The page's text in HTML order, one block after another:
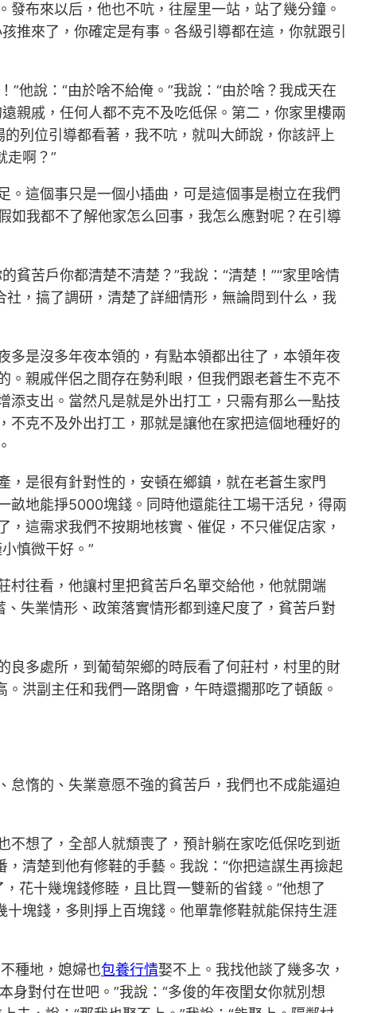
布來以后，他也不吭，往屋里一站，站了幾分鐘。
推來了，你確定是有事。各級引導都在這，你就跟引
他說：“由於啥不給俺。”我說：“由於啥？我成天在
親戚，任何人都不克不及吃低保。第二，你家里樓兩
列位引導都看著，我不吭，就叫大師說，你該評上
走啊？”
。這個事只是一個小插曲，可是這個事是樹立在我們
我都不了解他家怎么回事，我怎么應對呢？在引導
貧苦戶你都清楚不清楚？”我說：“清楚！”“家里啥情
社，搞了調研，清楚了詳細情形，無論問到什么，我
是沒多年夜本領的，有點本領都出往了，本領年夜
親戚伴侶之間存在勢利眼，但我們跟老蒼生不克不
添支出。當然凡是就是外出打工，只需有那么一點技
克不及外出打工，那就是讓他在家把這個地種好的
是很有針對性的，安頓在鄉鎮，就在老蒼生家門
畝地能掙5000塊錢。同時他還能往工場干活兒，得兩
這需求我們不按期地核實、催促，不只催促店家，
慎微干好。”
村往看，他讓村里把貧苦戶名單交給他，他就開端
失業情形、政策落實情形都到達尺度了，貧苦戶對
良多處所，到葡萄架鄉的時辰看了何莊村，村里的財
洪副主任和我們一路閉會，午時還擱那吃了頓飯。
惰的、失業意愿不強的貧苦戶，我們也不成能逼迫
不想了，全部人就頹喪了，預計躺在家吃低保吃到逝
清楚到他有修鞋的手藝。我說：“你把這謀生再撿起
花十幾塊錢修睦，且比買一雙新的省錢。”他想了
塊錢，多則掙上百塊錢。他單靠修鞋就能保持生涯
種地，媳婦也包養行情娶不上。我找他談了幾多次，
身對付在世吧。”我說：“多俊的年夜閨女你就別想